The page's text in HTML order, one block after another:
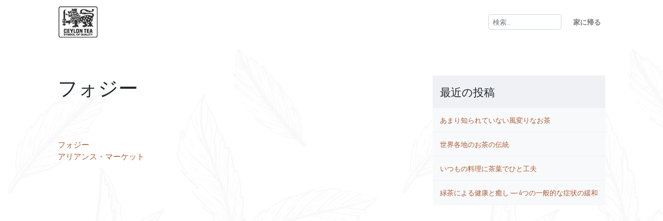
検
索:
家に帰る
最近の投稿
あまり知られていない風変りなお茶
世界各地のお茶の伝統
いつもの料理に茶葉でひと工夫
緑茶による健康と癒し ― 4つの一般的な症状の緩和
フォジー
投
稿
フォジー
アリアンス・マーケット